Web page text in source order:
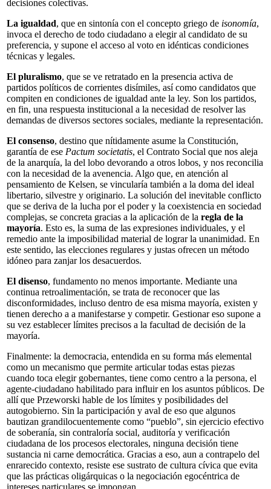
decisiones colectivas.
La igualdad, que en sintonía con el concepto griego de isonomía,
invoca el derecho de todo ciudadano a elegir al candidato de su
preferencia, y supone el acceso al voto en idénticas condiciones
técnicas y legales.
El pluralismo, que se ve retratado en la presencia activa de
partidos políticos de corrientes disímiles, así como candidatos que
compiten en condiciones de igualdad ante la ley. Son los partidos,
en fin, una respuesta institucional a la necesidad de resolver las
demandas de diversos sectores sociales, mediante la representación.
El consenso, destino que nítidamente asume la Constitución,
garantía de ese Pactum societatis, el Contrato Social que nos aleja
de la anarquía, la del lobo devorando a otros lobos, y nos reconcilia
con la necesidad de la avenencia. Algo que, en atención al
pensamiento de Kelsen, se vincularía también a la doma del ideal
libertario, silvestre y originario. La solución del inevitable conflicto
que se deriva de la lucha por el poder y la coexistencia en sociedad
complejas, se concreta gracias a la aplicación de la regla de la
mayoría. Esto es, la suma de las expresiones individuales, y el
remedio ante la imposibilidad material de lograr la unanimidad. En
este sentido, las elecciones regulares y justas ofrecen un método
idóneo para zanjar los desacuerdos.
El disenso, fundamento no menos importante. Mediante una
continua retroalimentación, se trata de reconocer que las
disconformidades, incluso dentro de esa misma mayoría, existen y
tienen derecho a a manifestarse y competir. Gestionar eso supone a
su vez establecer límites precisos a la facultad de decisión de la
mayoría.
Finalmente: la democracia, entendida en su forma más elemental
como un mecanismo que permite articular todas estas piezas
cuando toca elegir gobernantes, tiene como centro a la persona, el
agente-ciudadano habilitado para influir en los asuntos públicos. De
allí que Przeworski hable de los límites y posibilidades del
autogobierno. Sin la participación y aval de eso que algunos
bautizan grandilocuentemente como “pueblo”, sin ejercicio efectivo
de soberanía, sin contraloría social, auditoría y verificación
ciudadana de los procesos electorales, ninguna decisión tiene
sustancia ni carne democrática. Gracias a eso, aun a contrapelo del
enrarecido contexto, resiste ese sustrato de cultura cívica que evita
que las prácticas oligárquicas o la negociación egocéntrica de
intereses particulares se impongan.